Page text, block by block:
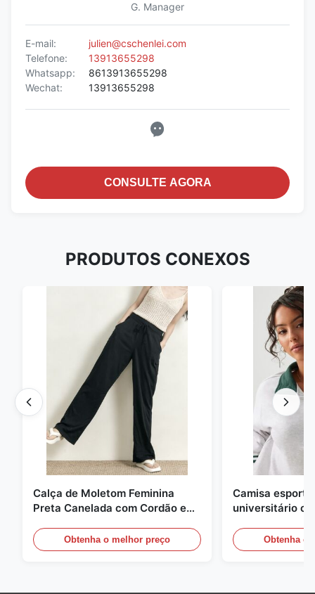
G. Manager
E-mail:
julien@cschenlei.com
Telefone:
13913655298
Whatsapp:
8613913655298
Wechat:
13913655298
CONSULTE AGORA
PRODUTOS CONEXOS
Calça de Moletom Feminina
Preta Canelada com Cordão e
Obtenha o melhor preço
Camisa
universitário
Obtenha o